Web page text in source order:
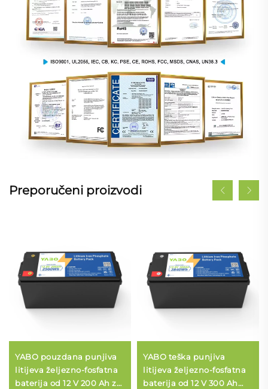
Preporučeni proizvodi
YABO pouzdana punjiva
litijeva željezno-fosfatna
baterija od 12 V 200 Ah za
YABO teška punjiva
litijeva željezno-fosfatna
baterija od 12 V 300 Ah